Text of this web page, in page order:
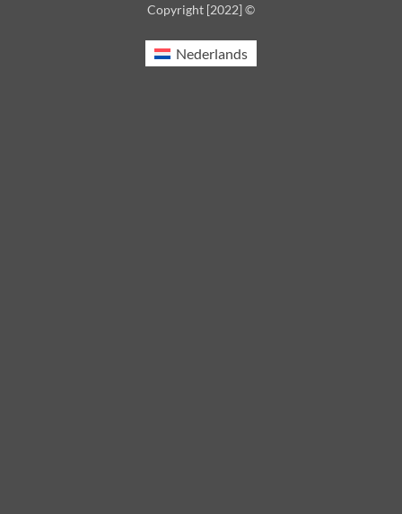
Copyright [2022] ©
Nederlands